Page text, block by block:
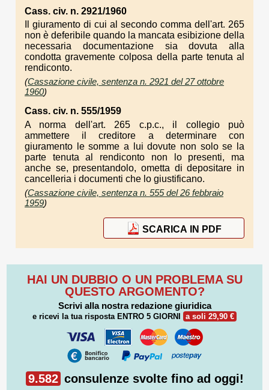
Cass. civ. n. 2921/1960
Il giuramento di cui al secondo comma dell'art. 265
non è deferibile quando la mancata esibizione della
necessaria documentazione sia dovuta alla
condotta gravemente colposa della parte tenuta al
rendiconto.
(Cassazione civile, sentenza n. 2921 del 27 ottobre
1960)
Cass. civ. n. 555/1959
A norma dell'art. 265 c.p.c., il collegio può
ammettere il creditore a determinare con
giuramento le somme a lui dovute non solo se la
parte tenuta al rendiconto non lo presenti, ma
anche se, presentandolo, ometta di depositare in
cancelleria i documenti che lo giustificano.
(Cassazione civile, sentenza n. 555 del 26 febbraio
1959)
SCARICA IN PDF
HAI UN DUBBIO O UN PROBLEMA SU
QUESTO ARGOMENTO?
Scrivi alla nostra redazione giuridica
e ricevi la tua risposta ENTRO 5 GIORNI a soli 29,90 €
9.582 consulenze svolte fino ad oggi!